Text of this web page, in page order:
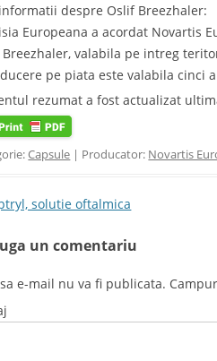
despre Oslif Breezhaler:
Europeana a acordat Novartis
Breezhaler, valabila pe intreg
pe piata este valabila cinci
rezumat a fost actualizat
Capsule | Producator: Novartis
navigation
solutie oftalmica
un comentariu
e-mail nu va fi publicata.